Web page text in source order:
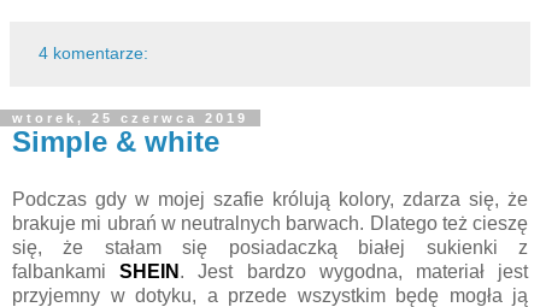
4 komentarze:
wtorek, 25 czerwca 2019
Simple & white
Podczas gdy w mojej szafie królują kolory, zdarza się, że
brakuje mi ubrań w neutralnych barwach. Dlatego też cieszę
się, że stałam się posiadaczką białej sukienki z
falbankamiSHEIN . Jest bardzo wygodna, materiał jest
przyjemny w dotyku, a przede wszystkim będę mogła ją